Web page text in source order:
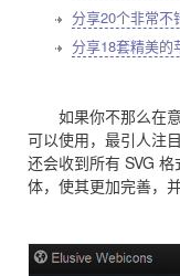
分享20个非常不
分享18套精美的
如果你不那么在意
可以使用，最引人注
还会收到所有 SVG
体，使其更加完善，